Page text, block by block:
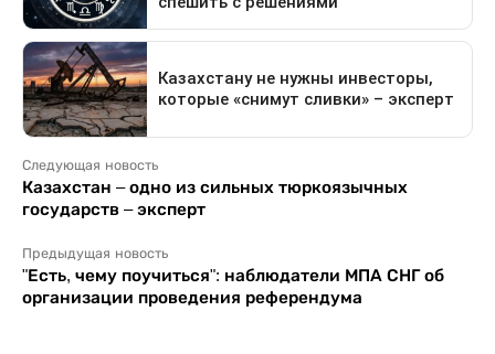
Следующая новость
Казахстан – одно из сильных тюркоязычных
государств – эксперт
Предыдущая новость
"Есть, чему поучиться": наблюдатели МПА СНГ об
организации проведения референдума